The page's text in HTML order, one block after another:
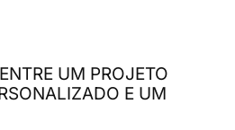
UM PROJETO
E UM